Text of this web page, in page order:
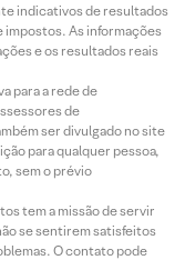
indicativos de resultados
impostos. As informações
e os resultados reais
para a rede de
de
ser divulgado no site
para qualquer pessoa,
sem o prévio
tem a missão de servir
se sentirem satisfeitos
O contato pode